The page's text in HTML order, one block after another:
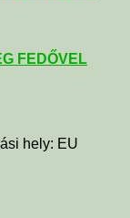
FEDŐVEL
hely: EU